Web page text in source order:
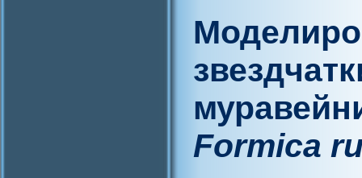
Formica